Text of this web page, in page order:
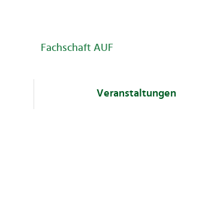
Fachschaft AUF
Veranstaltungen